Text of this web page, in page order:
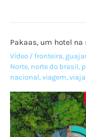
de
muito
amor!
Pakaas, um hotel na
Vídeo /fronteira,
Norte, norte do brasil,
nacional,viagem,